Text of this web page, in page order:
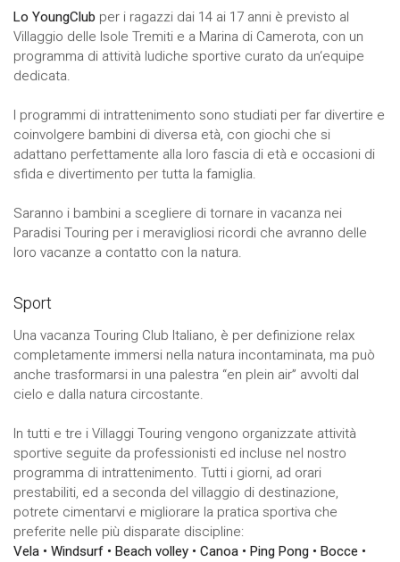
Lo YoungClub per i ragazzi dai 14 ai 17 anni è previsto al
Villaggio delle Isole Tremiti e a Marina di Camerota, con un
programma di attività ludiche sportive curato da un‘equipe
dedicata.
I programmi di intrattenimento sono studiati per far divertire e
coinvolgere bambini di diversa età, con giochi che si
adattano perfettamente alla loro fascia di età e occasioni di
sfida e divertimento per tutta la famiglia.
Saranno i bambini a scegliere di tornare in vacanza nei
Paradisi Touring per i meravigliosi ricordi che avranno delle
loro vacanze a contatto con la natura.
Sport
Una vacanza Touring Club Italiano, è per definizione relax
completamente immersi nella natura incontaminata, ma può
anche trasformarsi in una palestra “en plein air” avvolti dal
cielo e dalla natura circostante.
In tutti e tre i Villaggi Touring vengono organizzate attività
sportive seguite da professionisti ed incluse nel nostro
programma di intrattenimento. Tutti i giorni, ad orari
prestabiliti, ed a seconda del villaggio di destinazione,
potrete cimentarvi e migliorare la pratica sportiva che
preferite nelle più disparate discipline:
Vela • Windsurf • Beach volley • Canoa • Ping Pong • Bocce •